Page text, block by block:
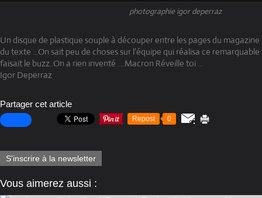
photographie igor deperraz
Un disque de plastique souple à découper entre les pages du magazine
du texte ...On sait peu de choses sur l'équipe qui réalisa ce
faisait le buzz..On a rien inventé ....Macron Réveille toi ...
Igor Deperraz
Partager cet article
Repost 0
S'inscrire à la newsletter
Vous aimerez aussi :